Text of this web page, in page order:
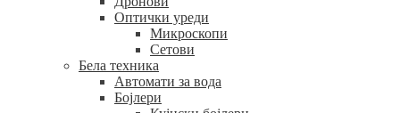
Оптички уреди
Микроскопи
Сетови
Бела техника
Автомати за вода
Бојлери